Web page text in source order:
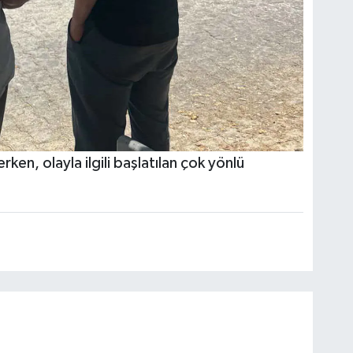
olayla ilgili başlatılan çok yönlü